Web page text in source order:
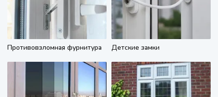
Противовзломная фурнитура Детские замки